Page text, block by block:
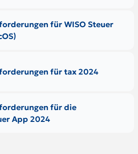
für WISO Steuer
für tax 2024
für die
App 2024